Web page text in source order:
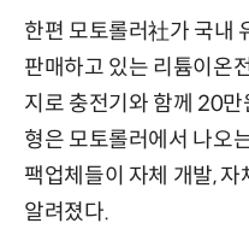
한편 모토롤러社가 국내
판매하고 있는 리튬이온
지로 충전기와 함께 20
형은 모토롤러에서 나오
팩업체들이 자체 개발,
알려졌다.